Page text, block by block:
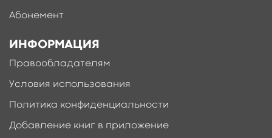
Абонемент
ИНФОРМАЦИЯ
Правообладателям
Условия использования
Политика конфиденциальности
Добавление книг в приложение